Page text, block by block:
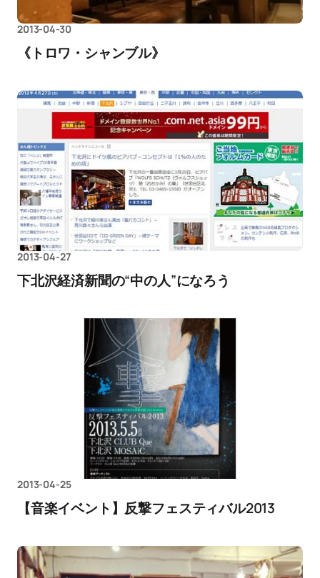
2013-04-30
《トロワ・シャンブル》
2013-04-27
下北沢経済新聞の“中の人”になろう
2013-04-25
【音楽イベント】反撃フェスティバル2013